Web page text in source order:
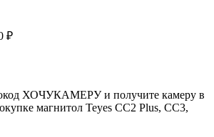
₽
ХОЧУКАМЕРУ и получите камеру в
магнитол Teyes CC2 Plus, CC3,